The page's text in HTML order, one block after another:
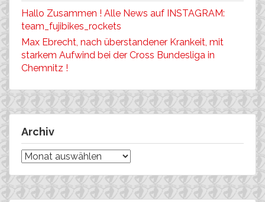
Hallo Zusammen ! Alle News auf INSTAGRAM:
team_fujibikes_rockets
Max Ebrecht, nach überstandener Krankeit, mit
starkem Aufwind bei der Cross Bundesliga in
Chemnitz !
Archiv
Archiv